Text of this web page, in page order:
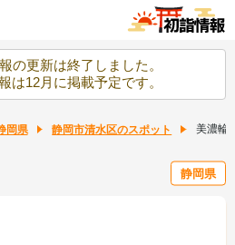
の更新は終了しました。
は12月に掲載予定です。
岡県 静岡市清水区のスポット 美濃輪
静岡県